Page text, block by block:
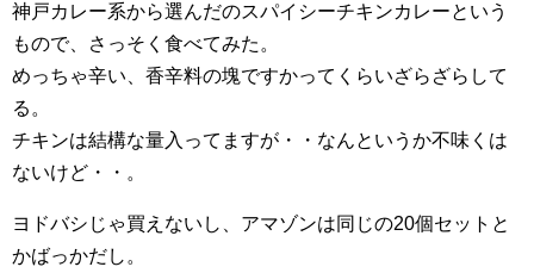
神戸カレー系から選んだのスパイシーチキンカレーという
もので、さっそく食べてみた。
めっちゃ辛い、香辛料の塊ですかってくらいざらざらして
る。
チキンは結構な量入ってますが・・なんというか不味くは
ないけど・・。
ヨドバシじゃ買えないし、アマゾンは同じの20個セットと
かばっかだし。